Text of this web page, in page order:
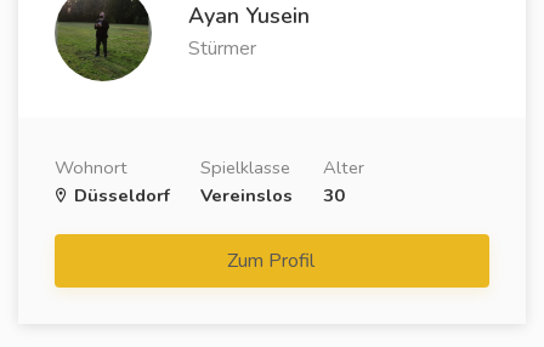
Ayan Yusein
Stürmer
Wohnort
Düsseldorf
Spielklasse
Vereinslos
Alter
30
Zum Profil